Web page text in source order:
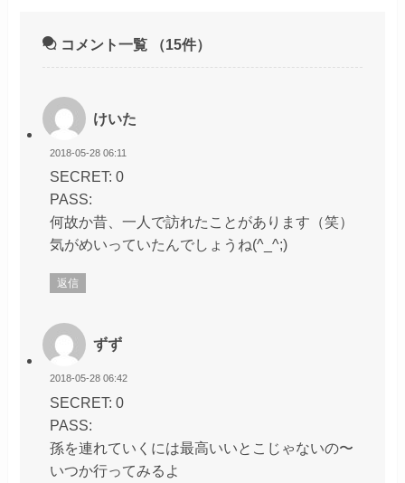
コメント一覧 （15件）
けいた
2018-05-28 06:11
SECRET: 0
PASS:
何故か昔、一人で訪れたことがあります（笑）
気がめいっていたんでしょうね(^_^;)
返信
ずず
2018-05-28 06:42
SECRET: 0
PASS:
孫を連れていくには最高いいとこじゃないの〜
いつか行ってみるよ